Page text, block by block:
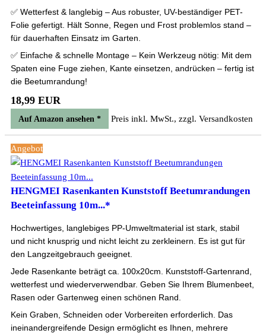
✅ Wetterfest & langlebig – Aus robuster, UV-beständiger PET-
Folie gefertigt. Hält Sonne, Regen und Frost problemlos stand –
für dauerhaften Einsatz im Garten.
✅ Einfache & schnelle Montage – Kein Werkzeug nötig: Mit dem
Spaten eine Fuge ziehen, Kante einsetzen, andrücken – fertig ist
die Beetumrandung!
18,99 EUR
Auf Amazon ansehen * Preis inkl. MwSt., zzgl. Versandkosten
Angebot
HENGMEI Rasenkanten Kunststoff Beetumrandungen
Beeteinfassung 10m...*
Hochwertiges, langlebiges PP-Umweltmaterial ist stark, stabil
und nicht knusprig und nicht leicht zu zerkleinern. Es ist gut für
den Langzeitgebrauch geeignet.
Jede Rasenkante beträgt ca. 100x20cm. Kunststoff-Gartenrand,
wetterfest und wiederverwendbar. Geben Sie Ihrem Blumenbeet,
Rasen oder Gartenweg einen schönen Rand.
Kein Graben, Schneiden oder Vorbereiten erforderlich. Das
ineinandergreifende Design ermöglicht es Ihnen, mehrere